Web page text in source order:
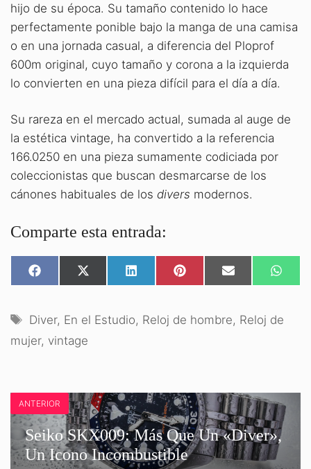
hijo de su época. Su tamaño contenido lo hace
perfectamente ponible bajo la manga de una camisa
o en una jornada casual, a diferencia del Ploprof
600m original, cuyo tamaño y corona a la izquierda
lo convierten en una pieza difícil para el día a día.
Su rareza en el mercado actual, sumada al auge de
la estética vintage, ha convertido a la referencia
166.0250 en una pieza sumamente codiciada por
coleccionistas que buscan desmarcarse de los
cánones habituales de los divers modernos.
Comparte esta entrada:
COMPARTIR
EN
COMPARTIR
EN
COMPARTIR
EN
COMPARTIR
EN
COMPARTIR
EN
EN
Etiquetas
Diver, En el Estudio, Reloj de hombre, Reloj de
mujer, vintage
ANTERIOR
Seiko SKX009: Más Que Un «Diver»,
Un Icono Incombustible